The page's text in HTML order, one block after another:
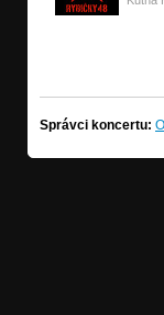
Správci koncertu: